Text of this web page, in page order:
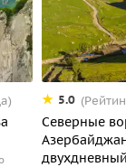
5.0
Северные